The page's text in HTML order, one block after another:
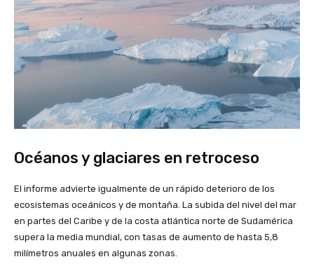
Océanos y glaciares en retroceso
El informe advierte igualmente de un rápido deterioro de los
ecosistemas oceánicos y de montaña. La subida del nivel del mar
en partes del Caribe y de la costa atlántica norte de Sudamérica
supera la media mundial, con tasas de aumento de hasta 5,8
milímetros anuales en algunas zonas.